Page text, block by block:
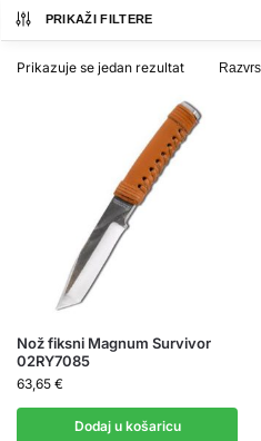
PRIKAŽI FILTERE
Prikazuje se jedan rezultat
Nož fiksni Magnum Survivor
02RY7085
63,65 €
Dodaj u košaricu